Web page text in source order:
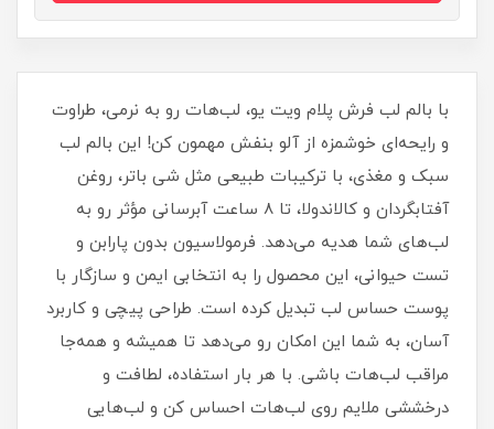
با بالم لب فرش پلام ویت یو، لب‌هات رو به نرمی، طراوت
و رایحه‌ای خوشمزه از آلو بنفش مهمون کن! این بالم لب
سبک و مغذی، با ترکیبات طبیعی مثل شی باتر، روغن
آفتابگردان و کالاندولا، تا ۸ ساعت آبرسانی مؤثر رو به
لب‌های شما هدیه می‌دهد. فرمولاسیون بدون پارابن و
تست حیوانی، این محصول را به انتخابی ایمن و سازگار با
پوست حساس لب تبدیل کرده است. طراحی پیچی و کاربرد
آسان، به شما این امکان رو می‌دهد تا همیشه و همه‌جا
مراقب لب‌هات باشی. با هر بار استفاده، لطافت و
درخششی ملایم روی لب‌هات احساس کن و لب‌هایی